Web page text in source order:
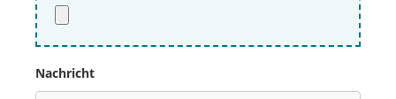
Nachricht